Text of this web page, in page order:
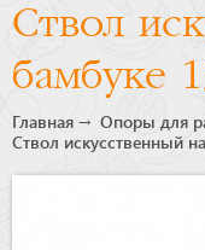
компании
Новости
Купить
Ствол
бамбуке
Главная
Опоры для
Ствол искусственный